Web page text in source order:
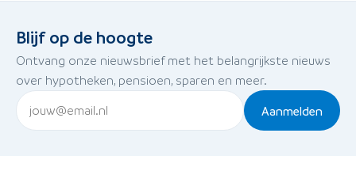
Blijf op de hoogte
Ontvang onze nieuwsbrief met het belangrijkste nieuws
over hypotheken, pensioen, sparen en meer.
Aanmelden